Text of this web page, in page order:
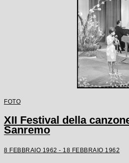
FOTO
XII Festival della
Sanremo
8 FEBBRAIO 1962 - 18 FEBBRAIO 1962